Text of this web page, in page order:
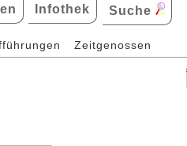
Infothek Suche
Zeitgenossen